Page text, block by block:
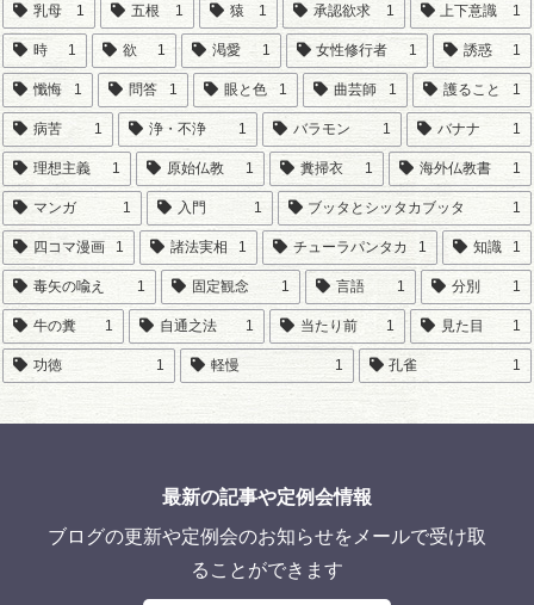
乳母 1 五根 1 猿 1 承認欲求 1 上下意識 1
時 1 欲 1 渇愛 1 女性修行者 1 誘惑 1
懺悔 1 問答 1 眼と色 1 曲芸師 1 護ること 1
病苦 1 浄・不浄 1 バラモン 1 バナナ 1
理想主義 1 原始仏教 1 糞掃衣 1 海外仏教書 1
マンガ 1 入門 1 ブッタとシッタカブッタ 1
四コマ漫画 1 諸法実相 1 チューラパンタカ 1 知識 1
毒矢の喩え 1 固定観念 1 言語 1 分別 1
牛の糞 1 自通之法 1 当たり前 1 見た目 1
功徳 1 軽慢 1 孔雀 1
最新の記事や定例会情報
ブログの更新や定例会のお知らせをメールで受け取
ることができます